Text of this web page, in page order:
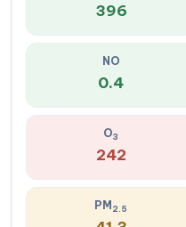
396
NO
0.4
O3
242
PM 2.5